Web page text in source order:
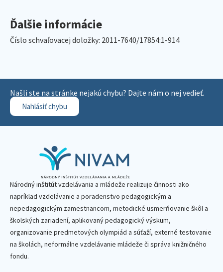
Ďalšie informácie
Číslo schvaľovacej doložky: 2011-7640/17854:1-914
Našli ste na stránke nejakú chybu? Dajte nám o nej vedieť.
Nahlásiť chybu
Národný inštitút vzdelávania a mládeže realizuje činnosti ako
napríklad vzdelávanie a poradenstvo pedagogickým a
nepedagogickým zamestnancom, metodické usmerňovanie škôl a
školských zariadení, aplikovaný pedagogický výskum,
organizovanie predmetových olympiád a súťaží, externé testovanie
na školách, neformálne vzdelávanie mládeže či správa knižničného
fondu.